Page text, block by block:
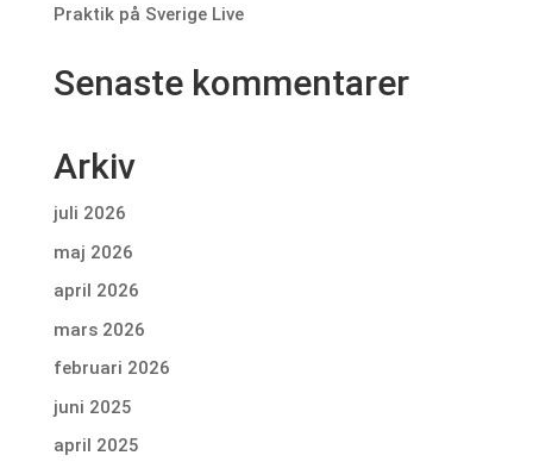
Praktik på Sverige Live
Senaste kommentarer
Arkiv
juli 2026
maj 2026
april 2026
mars 2026
februari 2026
juni 2025
april 2025